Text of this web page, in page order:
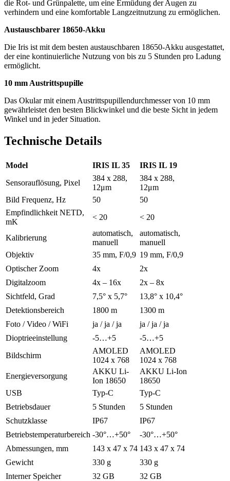
die Rot- und Grünpalette, um eine Ermüdung der Augen zu
verhindern und eine komfortable Langzeitnutzung zu ermöglichen.
Austauschbarer 18650-Akku
Die Iris ist mit dem besten austauschbaren 18650-Akku ausgestattet,
der eine kontinuierliche Nutzung von bis zu 5 Stunden pro Ladung
ermöglicht.
10 mm Austrittspupille
Das Okular mit einem Austrittspupillendurchmesser von 10 mm
gewährleistet den besten Blickwinkel und die beste Sicht in jedem
Winkel und in jeder Situation.
Technische Details
Model IRIS IL 35
IRIS IL 19
Sensorauflösung, Pixel
384 x 288,
12μm
384 x 288,
12μm
Bild Frequenz, Hz
50
50
Empfindlichkeit NETD,
mK
< 20 < 20
Kalibrierung
automatisch,
manuell
automatisch,
manuell
Objektiv
35 mm, F/0,9 19 mm, F/0,9
Optischer Zoom
4x
2x
Digitalzoom
4x – 16x
2x – 8x
Sichtfeld, Grad
7,5° х 5,7°
13,8° х 10,4°
Detektionsbereich
1800 m
1300 m
Foto / Video / WiFi
ja / ja / ja
ja / ja / ja
Dioptrieeinstellung
-5…+5
-5…+5
Bildschirm
AMOLED
1024 х 768
AMOLED
1024 х 768
Energieversorgung
AKKU Li-
Ion 18650
AKKU Li-Ion
18650
USB
Typ-C
Typ-C
Betriebsdauer
5 Stunden
5 Stunden
Schutzklasse
IP67
IP67
Betriebstemperaturbereich -30°…+50°
-30°…+50°
Abmessungen, mm
143 х 47 х 74 143 х 47 х 74
Gewicht
330 g
330 g
Interner Speicher
32 GB 32 GB